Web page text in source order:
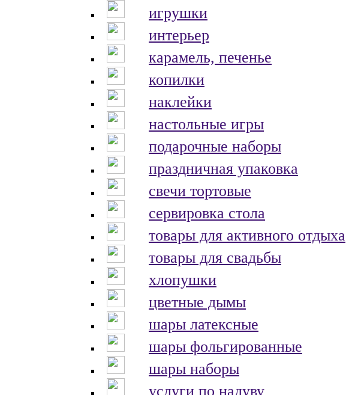
игрушки
интерьер
карамель, печенье
копилки
наклейки
настольные игры
подарочные наборы
праздничная упаковка
свечи тортовые
сервировка стола
товары для активного отдыха
товары для свадьбы
хлопушки
цветные дымы
шары латексные
шары фольгированные
шары наборы
услуги по надуву